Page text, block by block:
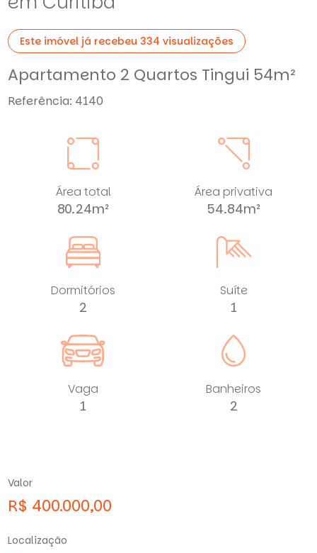
Este imóvel já recebeu 334 visualizações
Apartamento 2 Quartos Tingui 54m²
Referência: 4140
Área total
80.24m²
Área privativa
54.84m²
Dormitórios
2
Suíte
1
Vaga
1
Banheiros
2
Valor
R$ 400.000,00
Localização